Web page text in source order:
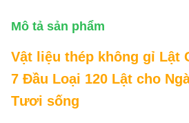
Mô tả sản phẩm
Vật liệu thép không gỉ Lật
7 Đầu Loại 120 Lật cho
Tươi sống